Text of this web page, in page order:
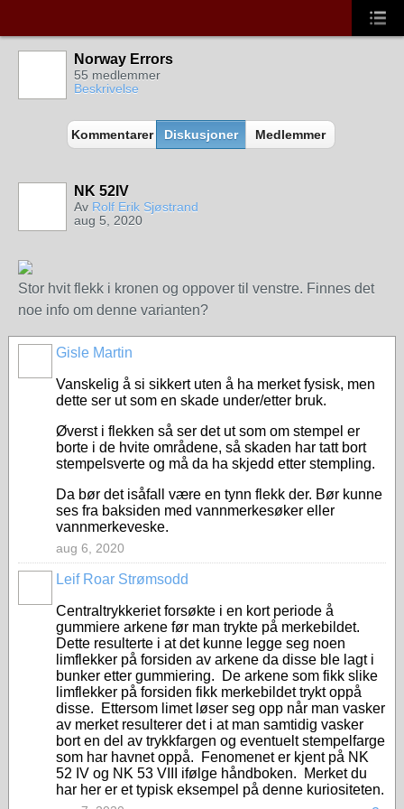
Norway Errors
55 medlemmer
Beskrivelse
Kommentarer Diskusjoner Medlemmer
NK 52IV
Av Rolf Erik Sjøstrand
aug 5, 2020
Stor hvit flekk i kronen og oppover til venstre. Finnes det
noe info om denne varianten?
Gisle Martin
Vanskelig å si sikkert uten å ha merket fysisk, men
dette ser ut som en skade under/etter bruk.
Øverst i flekken så ser det ut som om stempel er
borte i de hvite områdene, så skaden har tatt bort
stempelsverte og må da ha skjedd etter stempling.
Da bør det isåfall være en tynn flekk der. Bør kunne
ses fra baksiden med vannmerkesøker eller
vannmerkeveske.
aug 6, 2020
Leif Roar Strømsodd
Centraltrykkeriet forsøkte i en kort periode å
gummiere arkene før man trykte på merkebildet.
Dette resulterte i at det kunne legge seg noen
limflekker på forsiden av arkene da disse ble lagt i
bunker etter gummiering. De arkene som fikk slike
limflekker på forsiden fikk merkebildet trykt oppå
disse. Ettersom limet løser seg opp når man vasker
av merket resulterer det i at man samtidig vasker
bort en del av trykkfargen og eventuelt stempelfarge
som har havnet oppå. Fenomenet er kjent på NK
52 IV og NK 53 VIII ifølge håndboken. Merket du
har her er et typisk eksempel på denne kuriositeten.